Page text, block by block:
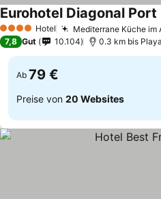
4 Sterne Hotel Mediterrane Küche im
Eurohotel Diagonal Port
7,8 Gut 10.104 0.3 km bis
Ab 79 €
Preise von 20 Websites